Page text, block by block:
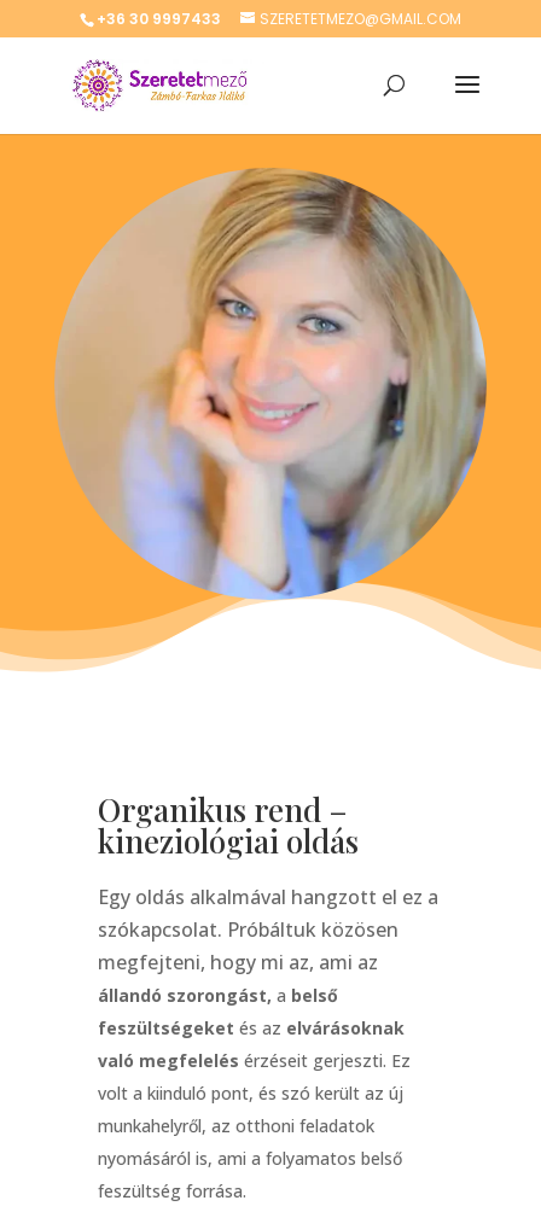
+36 30 9997433 SZERETETMEZO@GMAIL.COM
Organikus rend –
kineziológiai oldás
Egy oldás alkalmával hangzott el ez a
szókapcsolat. Próbáltuk közösen
megfejteni, hogy mi az, ami az
állandó szorongást, a belső
feszültségeket és az elvárásoknak
való megfelelés érzéseit gerjeszti. Ez
volt a kiinduló pont, és szó került az új
munkahelyről, az otthoni feladatok
nyomásáról is, ami a folyamatos belső
feszültség forrása.